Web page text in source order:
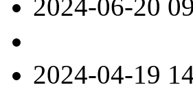
2024-06-20
2024-04-19